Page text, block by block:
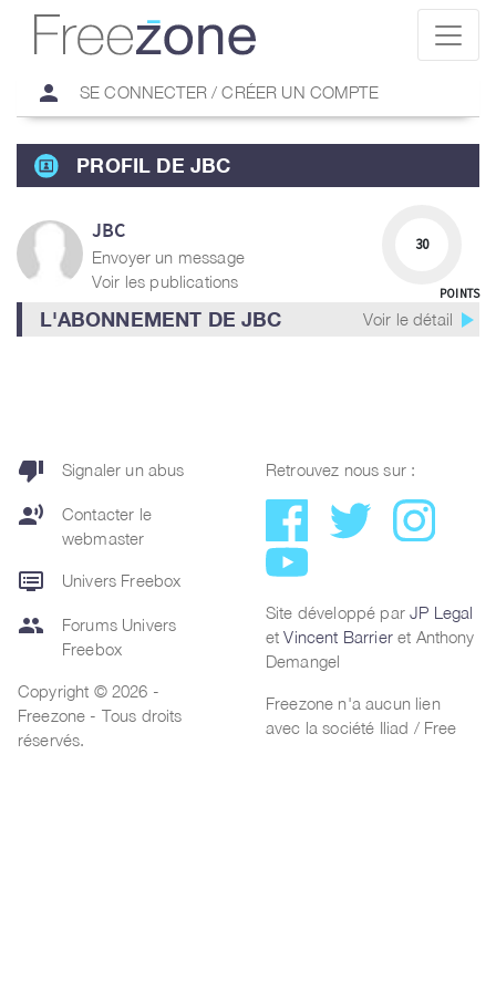
person SE CONNECTER / CRÉER UN COMPTE
PROFIL DE JBC
JBC
Envoyer un message
Voir les publications
30
POINTS
L'ABONNEMENT DE JBC Voir le détail play_arrow
thumb_down Signaler un abus
record_voice_over
Contacter le
webmaster
dvr Univers Freebox
group
Forums Univers
Freebox
Copyright © 2026 -
Freezone - Tous droits
réservés.
Retrouvez nous sur :
Site développé parJP Legal
etVincent Barrieret Anthony
Demangel
Freezone n'a aucun lien
avec la société Iliad / Free